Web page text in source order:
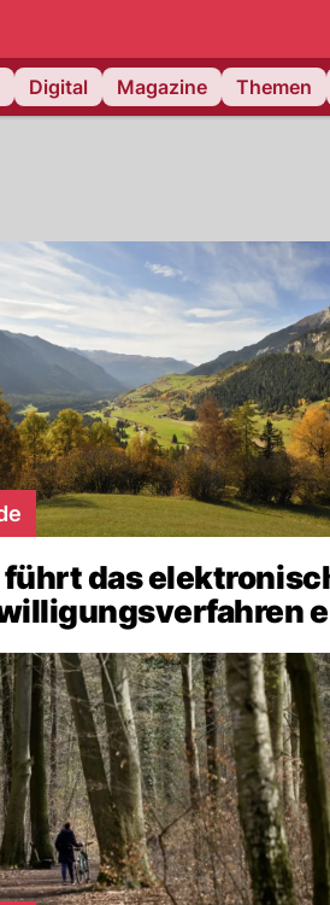
Digital Magazine Themen
das